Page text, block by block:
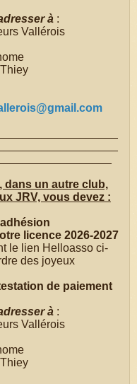
à :
Vallérois
Thiey
dans un autre club,
JRV, vous devez :
licence 2026-2027
le lien Helloasso ci-
des joyeux
de paiement
à :
Vallérois
Thiey